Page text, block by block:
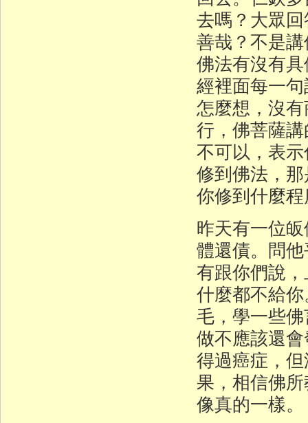
去嗎？大眾
善哉？不是
佛法有沒有
經裡面每一
怎麼想，沒
行，佛菩薩
不可以，表
修到佛法，
你修到什麼
昨天有一位
體還債。問
有跟你們說
什麼都不給
毛，學一些
做不應該還
得過癌症，
果，相信佛
像真的一樣。